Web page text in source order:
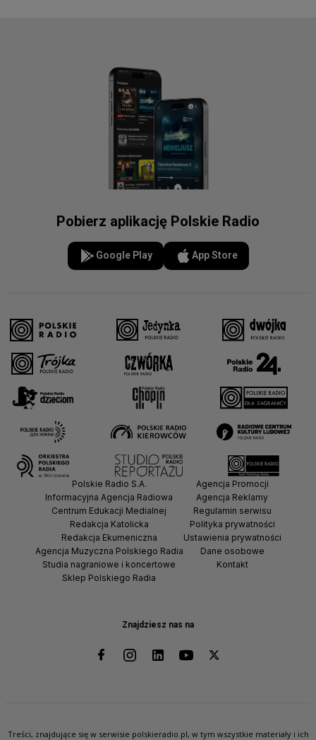
Pobierz aplikację Polskie Radio
Google Play App Store
Znajdziesz nas na
Polskie Radio S.A.
Informacyjna Agencja Radiowa
Centrum Edukacji Medialnej
Redakcja Katolicka
Redakcja Ekumeniczna
Agencja Muzyczna Polskiego Radia
Studia nagraniowe i koncertowe
Sklep Polskiego Radia
Agencja Promocji
Agencja Reklamy
Regulamin serwisu
Polityka prywatności
Ustawienia prywatności
Dane osobowe
Kontakt
Treści, znajdujące się w serwisie polskieradio.pl, w tym wszystkie materiały i ich